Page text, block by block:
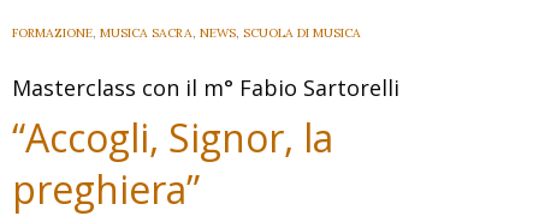
Meeting
cantori.
FORMAZIONE, MUSICA SACRA, NEWS, SCUOLA DI MUSICA
Masterclass con il m° Fabio Sartorelli
“Accogli, Signor, la
preghiera”